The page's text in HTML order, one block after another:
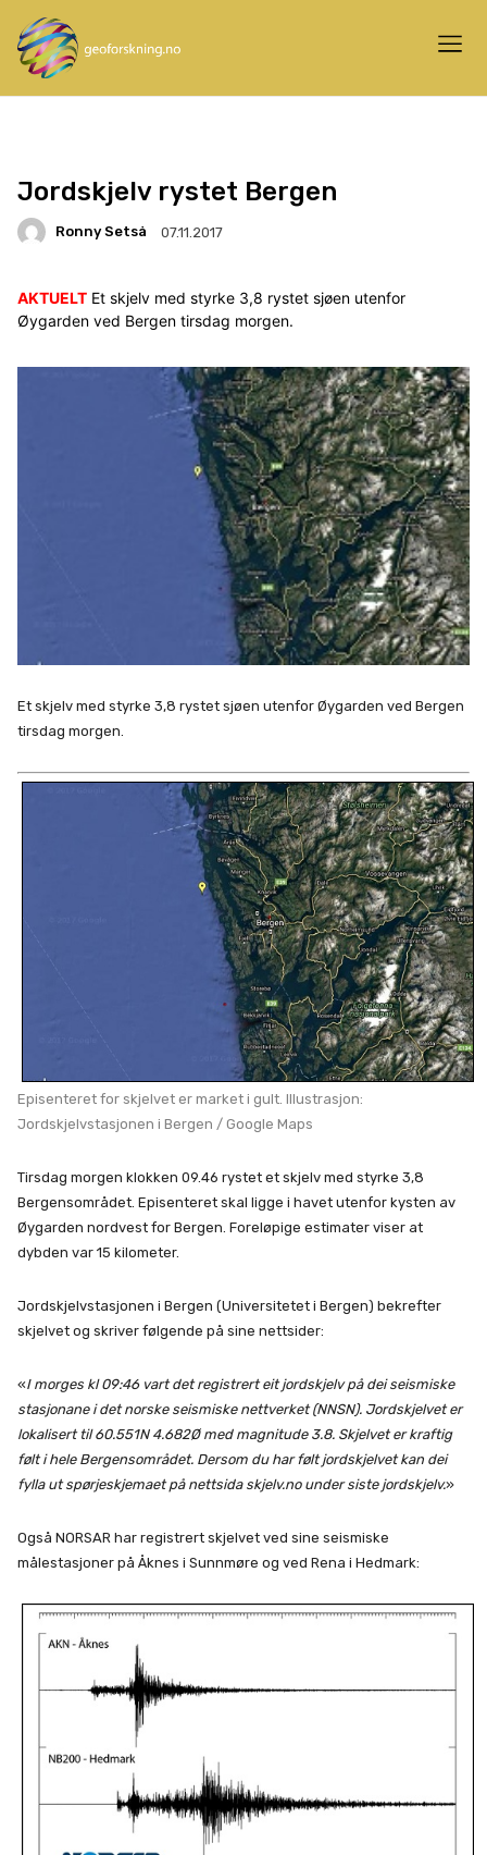
Jordskjelv rystet Bergen
Ronny Setså 07.11.2017
AKTUELT Et skjelv med styrke 3,8 rystet sjøen utenfor
Øygarden ved Bergen tirsdag morgen.
Et skjelv med styrke 3,8 rystet sjøen utenfor Øygarden ved Bergen
tirsdag morgen.
Episenteret for skjelvet er market i gult. Illustrasjon:
Jordskjelvstasjonen i Bergen / Google Maps
Tirsdag morgen klokken 09.46 rystet et skjelv med styrke 3,8
Bergensområdet. Episenteret skal ligge i havet utenfor kysten av
Øygarden nordvest for Bergen. Foreløpige estimater viser at
dybden var 15 kilometer.
Jordskjelvstasjonen i Bergen (Universitetet i Bergen) bekrefter
skjelvet og skriver følgende på sine nettsider:
«I morges kl 09:46 vart det registrert eit jordskjelv på dei seismiske
stasjonane i det norske seismiske nettverket (NNSN). Jordskjelvet er
lokalisert til 60.551N 4.682Ø med magnitude 3.8. Skjelvet er kraftig
følt i hele Bergensområdet. Dersom du har følt jordskjelvet kan dei
fylla ut spørjeskjemaet på nettsida skjelv.no under siste jordskjelv.»
Også NORSAR har registrert skjelvet ved sine seismiske
målestasjoner på Åknes i Sunnmøre og ved Rena i Hedmark: